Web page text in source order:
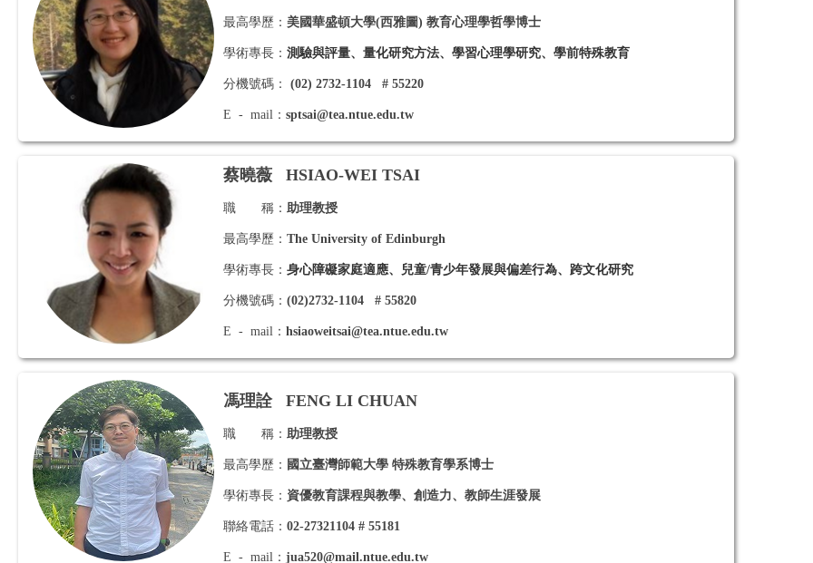
最高學歷： 美國華盛頓大學(西雅圖) 教育心理學哲學博士
學術專長： 測驗與評量、量化研究方法、學習心理學研究、學前特殊教育
分機號碼： (02) 2732-1104 # 55220
E - mail： sptsai@tea.ntue.edu.tw
蔡曉薇 HSIAO-WEI TSAI
職 稱： 助理教授
最高學歷： The University of Edinburgh
學術專長： 身心障礙家庭適應、兒童/青少年發展與偏差行為、跨文化研究
分機號碼： (02)2732-1104 # 55820
E - mail： hsiaoweitsai@tea.ntue.edu.tw
馮理詮 FENG LI CHUAN
職 稱： 助理教授
最高學歷： 國立臺灣師範大學 特殊教育學系博士
學術專長： 資優教育課程與教學、創造力、教師生涯發展
聯絡電話： 02-27321104 # 55181
E - mail： jua520@mail.ntue.edu.tw